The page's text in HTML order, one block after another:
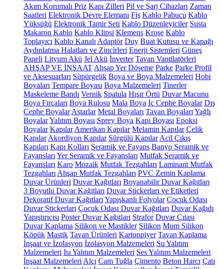
Akım Korumalı Priz Kapı Zilleri Pil ve Şarj Cihazları Zaman
Saatleri Elektronik Devre Elemanı Fiş Kablo Pabucu Kablo
Yüksüğü Elektronik Tamir Seti Kablo Düzenleyiciler Susta
Makaron Kablo Kablo Klipsi Klemens Kroşe Kablo
Toplayıcı Kablo Kanalı Adaptör Duy Buat Kutusu ve Kapağı
Aydınlatma Halatları ve Zincirleri Enerji Sistemleri Güneş
Paneli Lityum Akü Jel Akü İnverter Tavan Vantilatörleri
AHŞAP VE İNŞAAT Ahşap Yer Döşeme Parke Parke Profil
ve Aksesuarları Süpürgelik Boya ve Boya Malzemeleri Hobi
Boyaları Tempare Boyası Boya Malzemeleri Tinerler
Maskeleme Bandı Vernik Spatula Hışır Örtü Duvar Macunu
Boya Fırçaları Boya Rulosu Mala Boya İç Cephe Boyalar Dış
Cephe Boyalar Astarlar Metal Boyaları Tavan Boyaları Yağlı
BoyalarYalıtım Boyası Sprey Boya Kapı Boyası Epoksi
Boyalar Kapılar Amerikan Kapılar Melamin Kapılar Çelik
Kapılar Akordiyon Kapılar Sürgülü Kapılar Acil Çıkış
Kapıları Kapı Kolları Seramik ve Fayans Banyo Seramik ve
Fayansları Yer Seramik ve Fayansları Mutfak Seramik ve
Fayansları Karo Mozaik Mutfak Tezgahları Laminant Mutfak
Tezgahları Ahşap Mutfak Tezgahları PVC Zemin Kaplama
Duvar Ürünleri Duvar Kağıtları Boyanabilir Duvar Kağıtları
3 Boyutlu Duvar Kağıtları Duvar Stickerları ve Etiketleri
Dekoratif Duvar Kağıtları Yapışkanlı Folyolar Çocuk Odası
Duvar Stickerları Çocuk Odası Duvar Kağıtları Duvar Kağıdı
Yapıştırıcısı Poster Duvar Kağıtları Strafor Duvar Çıtası
Duvar Kaplama Silikon ve Mastikler Silikon Mum Silikon
Köpük Mastik Tavan Ürünleri Kartonpiyer Tavan Kaplama
İnşaat ve İzolasyon İzolasyon Malzemeleri Su Yalıtım
Malzemeleri Isı Yalıtım Malzemeleri Ses Yalıtım Malzemeleri
İnşaat Malzemeleri Alçı Cam Tuğla Çimento Beton Harcı Çatı